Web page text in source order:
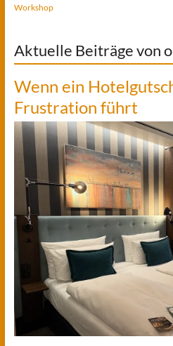
Workshop
Aktuelle Beiträge von
Wenn ein
Frustration führt